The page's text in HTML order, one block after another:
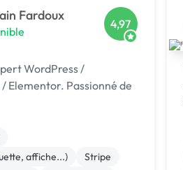
Fardoux
4,97
WordPress /
Elementor. Passionné de
affiche...)
Stripe